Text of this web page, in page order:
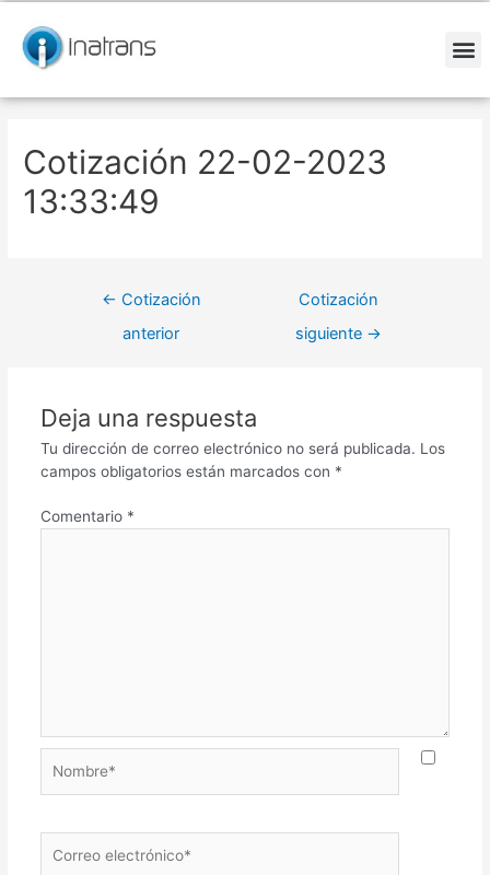
contenido
Cotización 22-02-2023
13:33:49
de
entradas
← Cotización
anterior
Cotización
siguiente →
Deja una respuesta
Tu dirección de correo electrónico no será publicada. Los
campos obligatorios están marcados con *
Comentario *
electrónico*